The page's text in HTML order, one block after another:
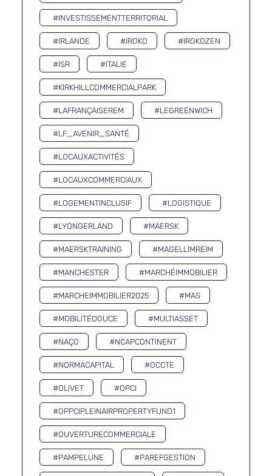
#INVESTISSEMENTTERRITORIAL
#IRLANDE #IROKO #IROKOZEN
#ISR #ITALIE
#KIRKHILLCOMMERCIALPARK
#LAFRANÇAISEREM #LEGREENWICH
#LF_AVENIR_SANTÉ
#LOCAUXACTIVITÉS
#LOCAUXCOMMERCIAUX
#LOGEMENTINCLUSIF #LOGISTIQUE
#LYONGERLAND #MAERSK
#MAERSKTRAINING #MAGELLIMREIM
#MANCHESTER #MARCHÉIMMOBILIER
#MARCHEIMMOBILIER2025 #MAS
#MOBILITÉDOUCE #MULTIASSET
#NAÇO #NCAPCONTINENT
#NORMACAPITAL #OCCTE
#OLIVET #OPCI
#OPPCIPLEINAIRPROPERTYFUND1
#OUVERTURECOMMERCIALE
#PAMPELUNE #PAREFGESTION